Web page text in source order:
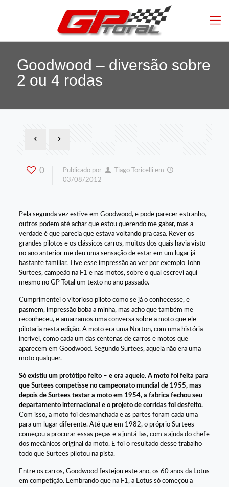
Goodwood – diversão sobre
2 ou 4 rodas
0 Publicado por Tiago Toricelli em
03/08/2012
Pela segunda vez estive em Goodwood, e pode parecer estranho,
outros podem até achar que estou querendo me gabar, mas a
verdade é que parecia que estava voltando pra casa. Rever os
grandes pilotos e os clássicos carros, muitos dos quais havia visto
no ano anterior me deu uma sensação de estar em um lugar já
bastante familiar. Tive esse impressão ao ver por exemplo John
Surtees, campeão na F1 e nas motos, sobre o qual escrevi aqui
mesmo no GP Total um texto no ano passado.
Cumprimentei o vitorioso piloto como se já o conhecesse, e
pasmem, impressão boba a minha, mas acho que também me
reconheceu, e amarramos uma conversa sobre a moto que ele
pilotaria nesta edição. A moto era uma Norton, com uma história
incrível, como cada um das centenas de carros e motos que
aparecem em Goodwood. Segundo Surtees, aquela não era uma
moto qualquer.
Só existiu um protótipo feito – e era aquele. A moto foi feita para
que Surtees competisse no campeonato mundial de 1955, mas
depois de Surtees testar a moto em 1954, a fabrica fechou seu
departamento internacional e o projeto de corridas foi desfeito.
Com isso, a moto foi desmanchada e as partes foram cada uma
para um lugar diferente. Até que em 1982, o próprio Surtees
começou a procurar essas peças e a juntá-las, com a ajuda do chefe
dos mecânicos original da moto. E foi o resultado desse trabalho
todo que Surtees pilotou na pista.
Entre os carros, Goodwood festejou este ano, os 60 anos da Lotus
em competição. Lembrando que na F1, a Lotus só começou a